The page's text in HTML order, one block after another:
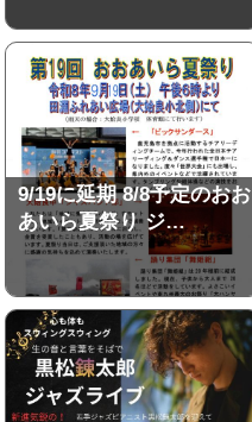
9/19に延期 8/8予定のおお
あいら夏祭り ジ…